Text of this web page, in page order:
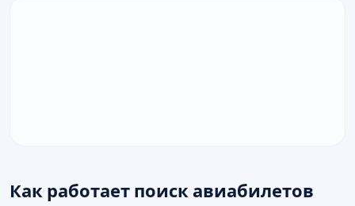
Как работает поиск авиабилетов